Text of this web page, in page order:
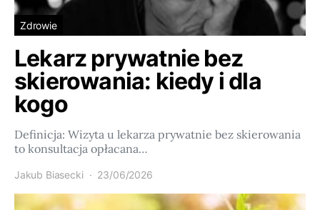
Zdrowie
Lekarz prywatnie bez
skierowania: kiedy i dla
kogo
Definicja: Wizyta u lekarza prywatnie bez skierowania
to konsultacja opłacana…
Jakub Biasecki 23/06/2026